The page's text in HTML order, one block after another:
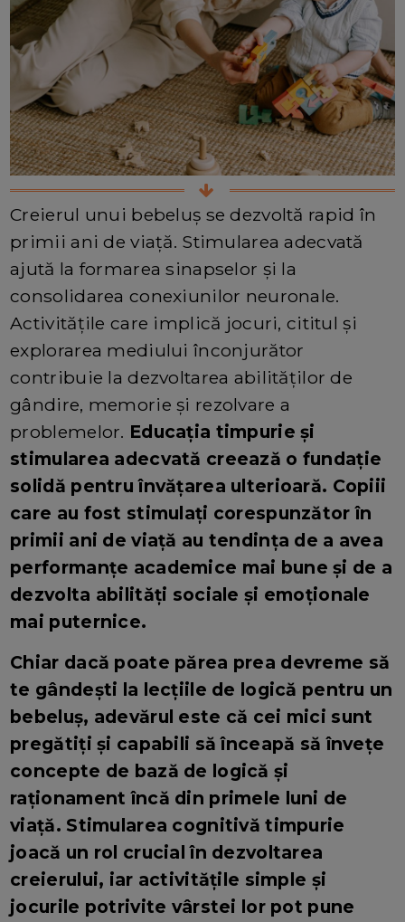
Creierul unui bebeluș se dezvoltă rapid în
primii ani de viață. Stimularea adecvată
ajută la formarea sinapselor și la
consolidarea conexiunilor neuronale.
Activitățile care implică jocuri, cititul și
explorarea mediului înconjurător
contribuie la dezvoltarea abilităților de
gândire, memorie și rezolvare a
problemelor. Educația timpurie și
stimularea adecvată creează o fundație
solidă pentru învățarea ulterioară. Copiii
care au fost stimulați corespunzător în
primii ani de viață au tendința de a avea
performanțe academice mai bune și de a
dezvolta abilități sociale și emoționale
mai puternice.
Chiar dacă poate părea prea devreme să
te gândești la lecțiile de logică pentru un
bebeluș, adevărul este că cei mici sunt
pregătiți și capabili să înceapă să învețe
concepte de bază de logică și
raționament încă din primele luni de
viață. Stimularea cognitivă timpurie
joacă un rol crucial în dezvoltarea
creierului, iar activitățile simple și
jocurile potrivite vârstei lor pot pune